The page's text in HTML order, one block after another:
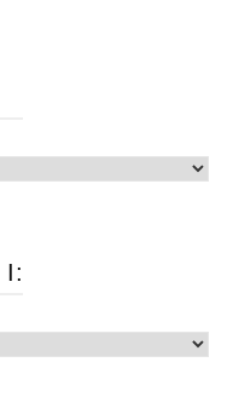
I: